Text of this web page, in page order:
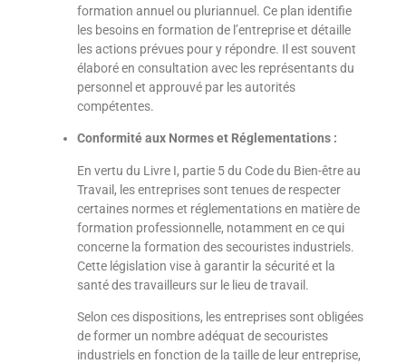
formation annuel ou pluriannuel. Ce plan identifie
les besoins en formation de l’entreprise et détaille
les actions prévues pour y répondre. Il est souvent
élaboré en consultation avec les représentants du
personnel et approuvé par les autorités
compétentes.
Conformité aux Normes et Réglementations :
En vertu du Livre I, partie 5 du Code du Bien-être au
Travail, les entreprises sont tenues de respecter
certaines normes et réglementations en matière de
formation professionnelle, notamment en ce qui
concerne la formation des secouristes industriels.
Cette législation vise à garantir la sécurité et la
santé des travailleurs sur le lieu de travail.
Selon ces dispositions, les entreprises sont obligées
de former un nombre adéquat de secouristes
industriels en fonction de la taille de leur entreprise,